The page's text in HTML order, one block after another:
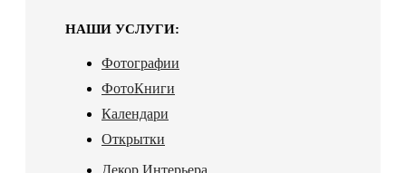
НАШИ УСЛУГИ:
Фотографии
ФотоКниги
Календари
Открытки
Декор Интерьера